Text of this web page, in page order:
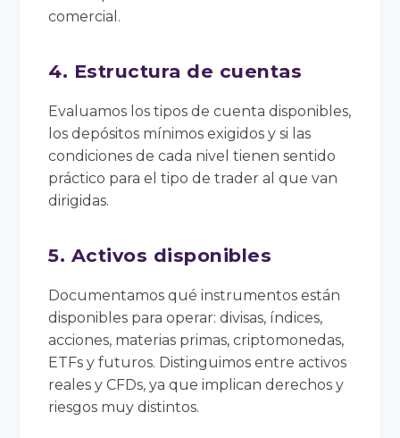
comercial.
4. Estructura de cuentas
Evaluamos los tipos de cuenta disponibles,
los depósitos mínimos exigidos y si las
condiciones de cada nivel tienen sentido
práctico para el tipo de trader al que van
dirigidas.
5. Activos disponibles
Documentamos qué instrumentos están
disponibles para operar: divisas, índices,
acciones, materias primas, criptomonedas,
ETFs y futuros. Distinguimos entre activos
reales y CFDs, ya que implican derechos y
riesgos muy distintos.